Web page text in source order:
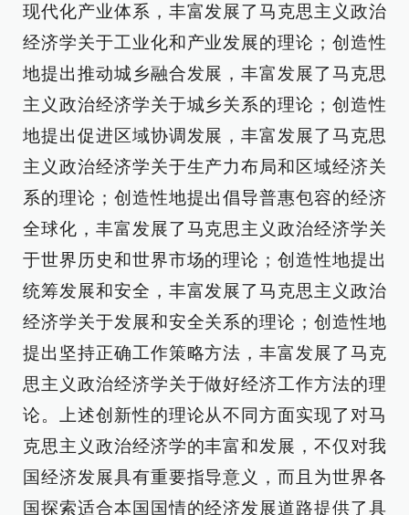
现代化产业体系，丰富发展了马克思主义政治
经济学关于工业化和产业发展的理论；创造性
地提出推动城乡融合发展，丰富发展了马克思
主义政治经济学关于城乡关系的理论；创造性
地提出促进区域协调发展，丰富发展了马克思
主义政治经济学关于生产力布局和区域经济关
系的理论；创造性地提出倡导普惠包容的经济
全球化，丰富发展了马克思主义政治经济学关
于世界历史和世界市场的理论；创造性地提出
统筹发展和安全，丰富发展了马克思主义政治
经济学关于发展和安全关系的理论；创造性地
提出坚持正确工作策略方法，丰富发展了马克
思主义政治经济学关于做好经济工作方法的理
论。上述创新性的理论从不同方面实现了对马
克思主义政治经济学的丰富和发展，不仅对我
国经济发展具有重要指导意义，而且为世界各
国探索适合本国国情的经济发展道路提供了具